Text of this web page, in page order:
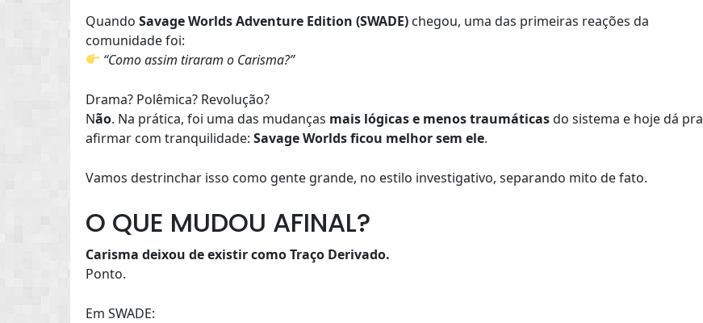
QuandoSavage Worlds Adventure Edition (SWADE) chegou, uma das primeiras reações da
comunidade foi:
“Como assim tiraram o Carisma?”
Drama? Polêmica? Revolução?
Não. Na prática, foi uma das mudanças mais lógicas e menos traumáticasdo sistema e hoje dá pra
afirmar com tranquilidade:Savage Worlds ficou melhor sem ele.
Vamos destrinchar isso como gente grande, no estilo investigativo, separando mito de fato.
O QUE MUDOU AFINAL?
Carisma deixou de existir como Traço Derivado.
Ponto.
Em SWADE: